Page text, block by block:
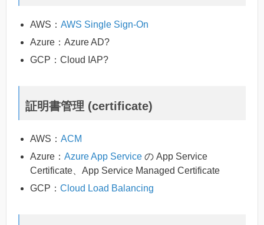
AWS： AWS Single Sign-On
Azure：Azure AD?
GCP：Cloud IAP?
証明書管理 (certificate)
AWS： ACM
Azure： Azure App Service の App Service
Certificate、App Service Managed Certificate
GCP： Cloud Load Balancing